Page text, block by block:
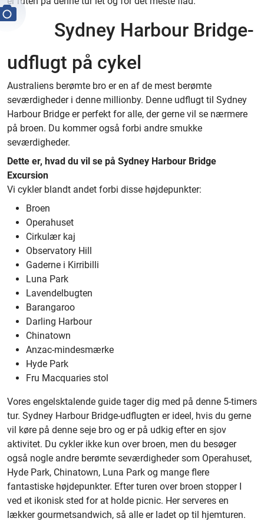
Sydney Harbour Bridge-
udflugt på cykel
Australiens berømte bro er en af de mest berømte
seværdigheder i denne millionby. Denne udflugt til Sydney
Harbour Bridge er perfekt for alle, der gerne vil se nærmere
på broen. Du kommer også forbi andre smukke
seværdigheder.
Dette er, hvad du vil se på Sydney Harbour Bridge
Excursion
Vi cykler blandt andet forbi disse højdepunkter:
Broen
Operahuset
Cirkulær kaj
Observatory Hill
Gaderne i Kirribilli
Luna Park
Lavendelbugten
Barangaroo
Darling Harbour
Chinatown
Anzac-mindesmærke
Hyde Park
Fru Macquaries stol
Vores engelsktalende guide tager dig med på denne 5-timers
tur. Sydney Harbour Bridge-udflugten er ideel, hvis du gerne
vil køre på denne seje bro og er på udkig efter en sjov
aktivitet. Du cykler ikke kun over broen, men du besøger
også nogle andre berømte seværdigheder som Operahuset,
Hyde Park, Chinatown, Luna Park og mange flere
fantastiske højdepunkter. Efter turen over broen stopper I
ved et ikonisk sted for at holde picnic. Her serveres en
lækker gourmetsandwich, så alle er ladet op til hjemturen.